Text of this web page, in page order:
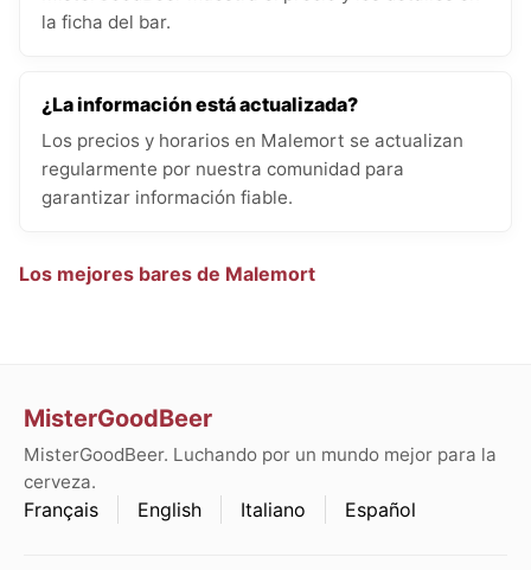
la ficha del bar.
¿La información está actualizada?
Los precios y horarios en Malemort se actualizan
regularmente por nuestra comunidad para
garantizar información fiable.
Los mejores bares de Malemort
MisterGoodBeer
MisterGoodBeer. Luchando por un mundo mejor para la
cerveza.
Français English Italiano Español